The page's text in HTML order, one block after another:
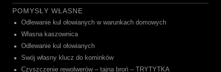
POMYSŁY WŁASNE
Odlewanie kul ołowianych w warunkach domowych
Własna kaszownica
Odlewanie kul ołowianych
Swój własny klucz do kominków
Czyszczenie rewolwerów – tajna broń – TRYTYTKA